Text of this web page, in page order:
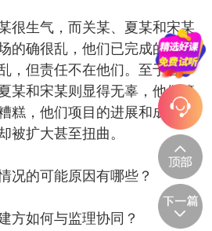
很生气，而关某、夏某和宋某
的确很乱，他们已完成的工作
，但责任不在他们。至于客户
某和宋某则显得无辜，他们管
糕，他们项目的进展和成绩客
被扩大甚至扭曲。
况的可能原因有哪些？
方如何与监理协同？